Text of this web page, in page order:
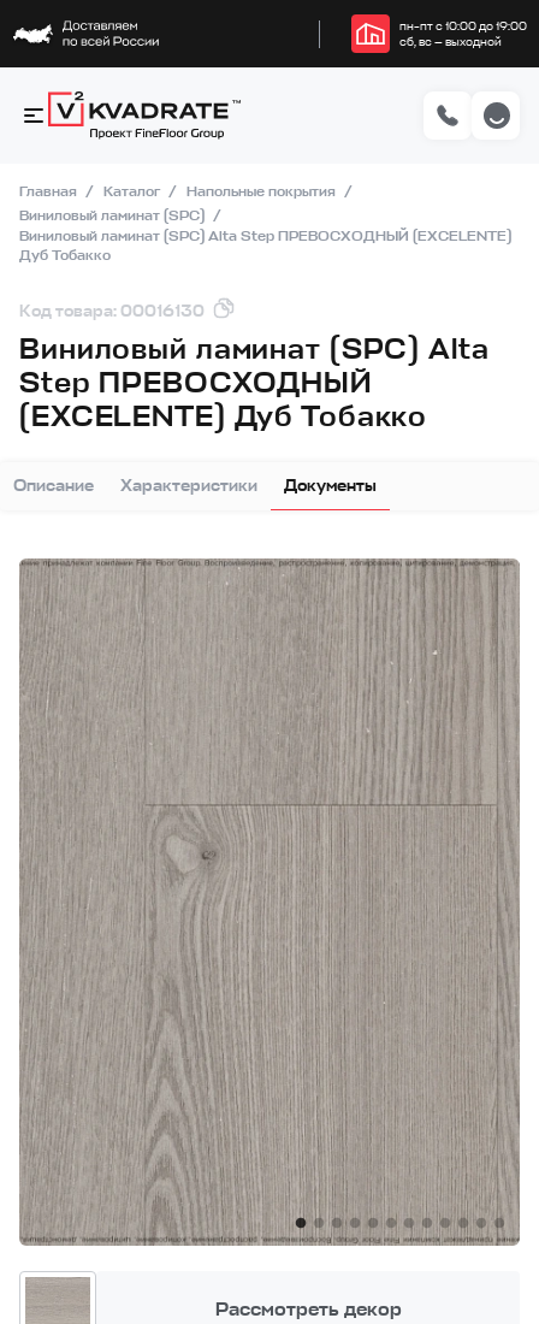
пн–пт с 10:00 до 19:00
сб, вс — выходной
Главная Каталог
Напольные покрытия
Виниловый ламинат (SPC)
Виниловый ламинат (SPC) Alta Step ПРЕВОСХОДНЫЙ (EXCELENTE)
Дуб Тобакко
Код товара: 00016130
Виниловый ламинат (SPC) Alta
Step ПРЕВОСХОДНЫЙ
(EXCELENTE) Дуб Тобакко
Описание Характеристики Документы
Рассмотреть декор